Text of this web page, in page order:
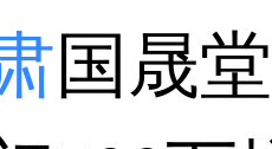
国晟